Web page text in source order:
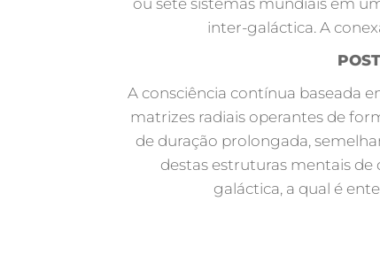
ou sete sistemas mundiais em
inter-galáctica. A
A consciência contínua baseada
matrizes radiais operantes de
de duração prolongada,
destas estruturas mentais
galáctica, a qual é